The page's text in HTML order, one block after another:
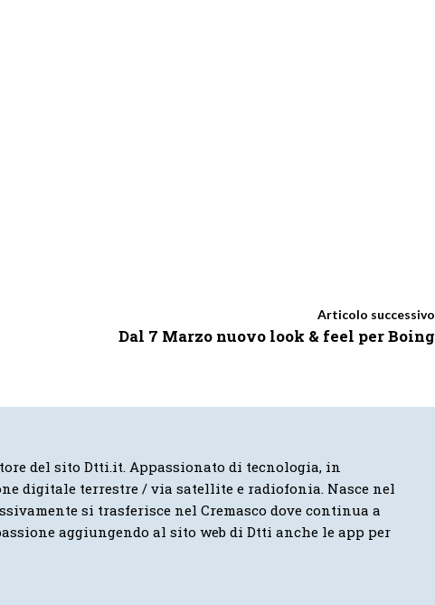
Articolo successivo
Dal 7 Marzo nuovo look & feel per Boing
del sito Dtti.it. Appassionato di tecnologia, in
digitale terrestre / via satellite e radiofonia. Nasce nel
si trasferisce nel Cremasco dove continua a
aggiungendo al sito web di Dtti anche le app per